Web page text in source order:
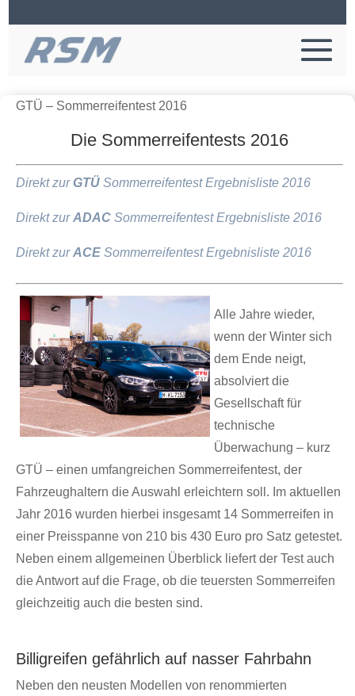
GTÜ – Sommerreifentest 2016
Die Sommerreifentests 2016
Direkt zurGTÜ Sommerreifentest Ergebnisliste 2016
Direkt zurADAC Sommerreifentest Ergebnisliste 2016
Direkt zurACE Sommerreifentest Ergebnisliste 2016
Alle Jahre wieder,
wenn der Winter sich
dem Ende neigt,
absolviert die
Gesellschaft für
technische
Überwachung – kurz
GTÜ – einen umfangreichen Sommerreifentest, der
Fahrzeughaltern die Auswahl erleichtern soll. Im aktuellen
Jahr 2016 wurden hierbei insgesamt 14 Sommerreifen in
einer Preisspanne von 210 bis 430 Euro pro Satz getestet.
Neben einem allgemeinen Überblick liefert der Test auch
die Antwort auf die Frage, ob die teuersten Sommerreifen
gleichzeitig auch die besten sind.
Billigreifen gefährlich auf nasser Fahrbahn
Neben den neusten Modellen von renommierten